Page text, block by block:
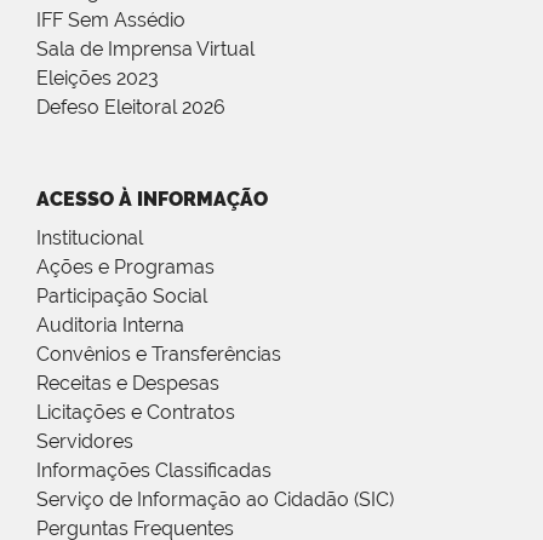
IFF Sem Assédio
Sala de Imprensa Virtual
Eleições 2023
Defeso Eleitoral 2026
ACESSO À INFORMAÇÃO
Institucional
Ações e Programas
Participação Social
Auditoria Interna
Convênios e Transferências
Receitas e Despesas
Licitações e Contratos
Servidores
Informações Classificadas
Serviço de Informação ao Cidadão (SIC)
Perguntas Frequentes